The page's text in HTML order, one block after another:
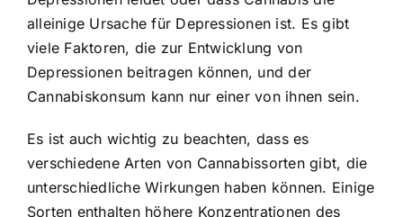
alleinige Ursache für Depressionen ist. Es gibt
viele Faktoren, die zur Entwicklung von
Depressionen beitragen können, und der
Cannabiskonsum kann nur einer von ihnen sein.
Es ist auch wichtig zu beachten, dass es
verschiedene Arten von Cannabissorten gibt, die
unterschiedliche Wirkungen haben können. Einige
Sorten enthalten höhere Konzentrationen des